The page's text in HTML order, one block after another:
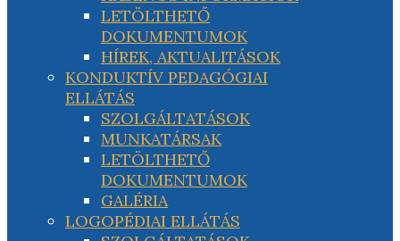
LETÖLTHETŐ
DOKUMENTUMOK
HÍREK, AKTUALITÁSOK
KONDUKTÍV PEDAGÓGIAI
ELLÁTÁS
SZOLGÁLTATÁSOK
MUNKATÁRSAK
LETÖLTHETŐ
DOKUMENTUMOK
GALÉRIA
LOGOPÉDIAI ELLÁTÁS